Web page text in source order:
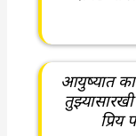
आयुष्यात
प्रिय